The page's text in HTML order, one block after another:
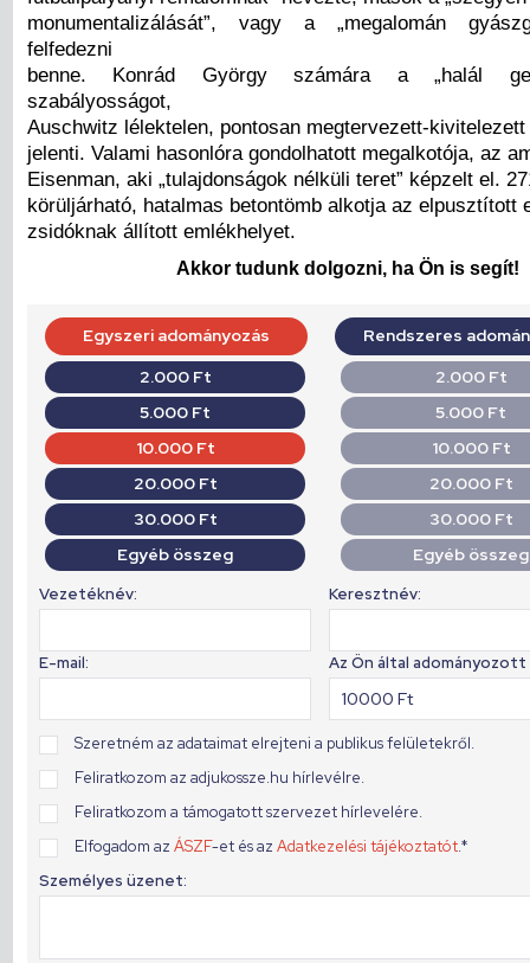
monumentalizálását”, vagy a „megalomán
felfedezni
benne. Konrád György számára a „halál
szabályosságot,
Auschwitz lélektelen, pontosan megtervezett-
jelenti. Valami hasonlóra gondolhatott megalkotója, az
Eisenman, aki „tulajdonságok nélküli teret” képzelt el.
körüljárható, hatalmas betontömb alkotja az elpusztított
zsidóknak állított emlékhelyet.
Akkor tudunk dolgozni, ha Ön is segít!